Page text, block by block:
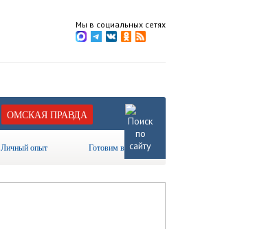
Мы в социальных сетях
ОМСКАЯ ПРАВДА
Личный опыт Готовим вместе